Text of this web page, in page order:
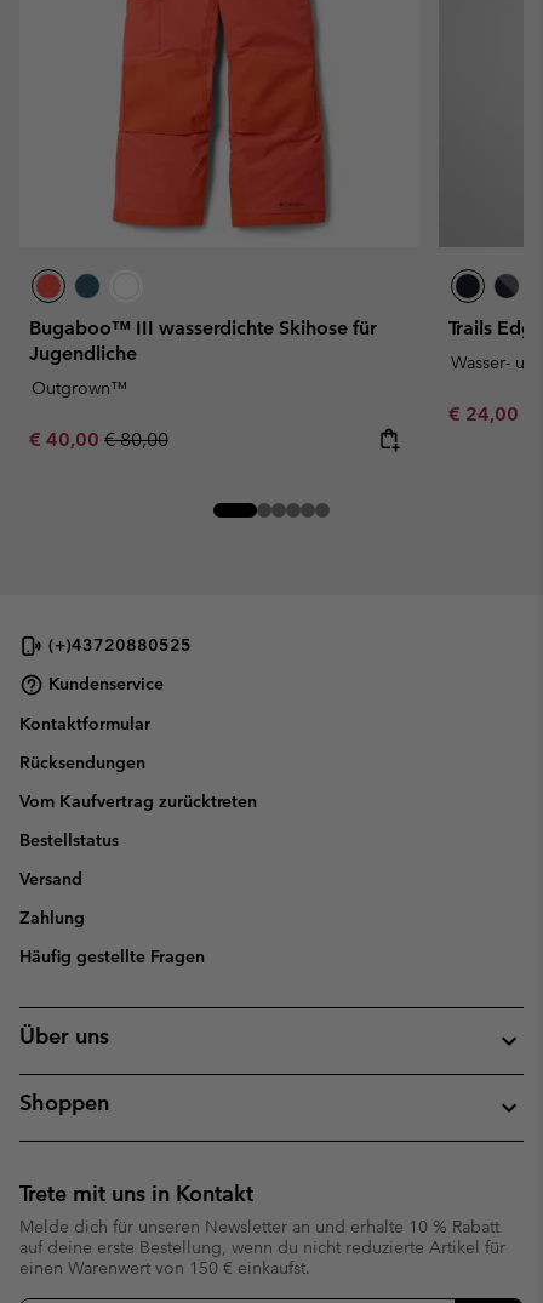
Bugaboo™ III wasserdichte Skihose für
Jugendliche
Outgrown™
Sale price:
€ 40,00 Regular price:
€ 80,00
Trails
Wasser-
Minimum
€ 24,00
(+)43720880525
Kundenservice
Kontaktformular
Rücksendungen
Vom Kaufvertrag zurücktreten
Bestellstatus
Versand
Zahlung
Häufig gestellte Fragen
Über uns
Shoppen
Trete mit uns in Kontakt
Melde dich für unseren Newsletter an und erhalte 10 % Rabatt
auf deine erste Bestellung, wenn du nicht reduzierte Artikel für
einen Warenwert von 150 € einkaufst.